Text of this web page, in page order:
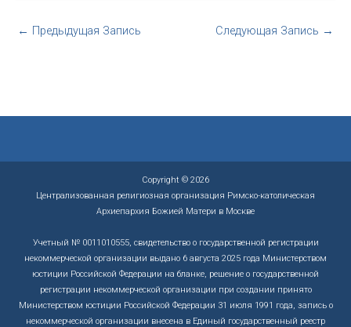
← Предыдущая Запись Следующая Запись →
Copyright © 2026
Централизованная религиозная организация Римско-католическая
Архиепархия Божией Матери в Москве
Учетный № 0011010555, свидетельство о государственной регистрации
некоммерческой организации выдано 6 августа 2025 года Министерством
юстиции Российской Федерации на бланке, решение о государственной
регистрации некоммерческой организации при создании принято
Министерством юстиции Российской Федерации 31 июля 1991 года, запись о
некоммерческой организации внесена в Единый государственный реестр